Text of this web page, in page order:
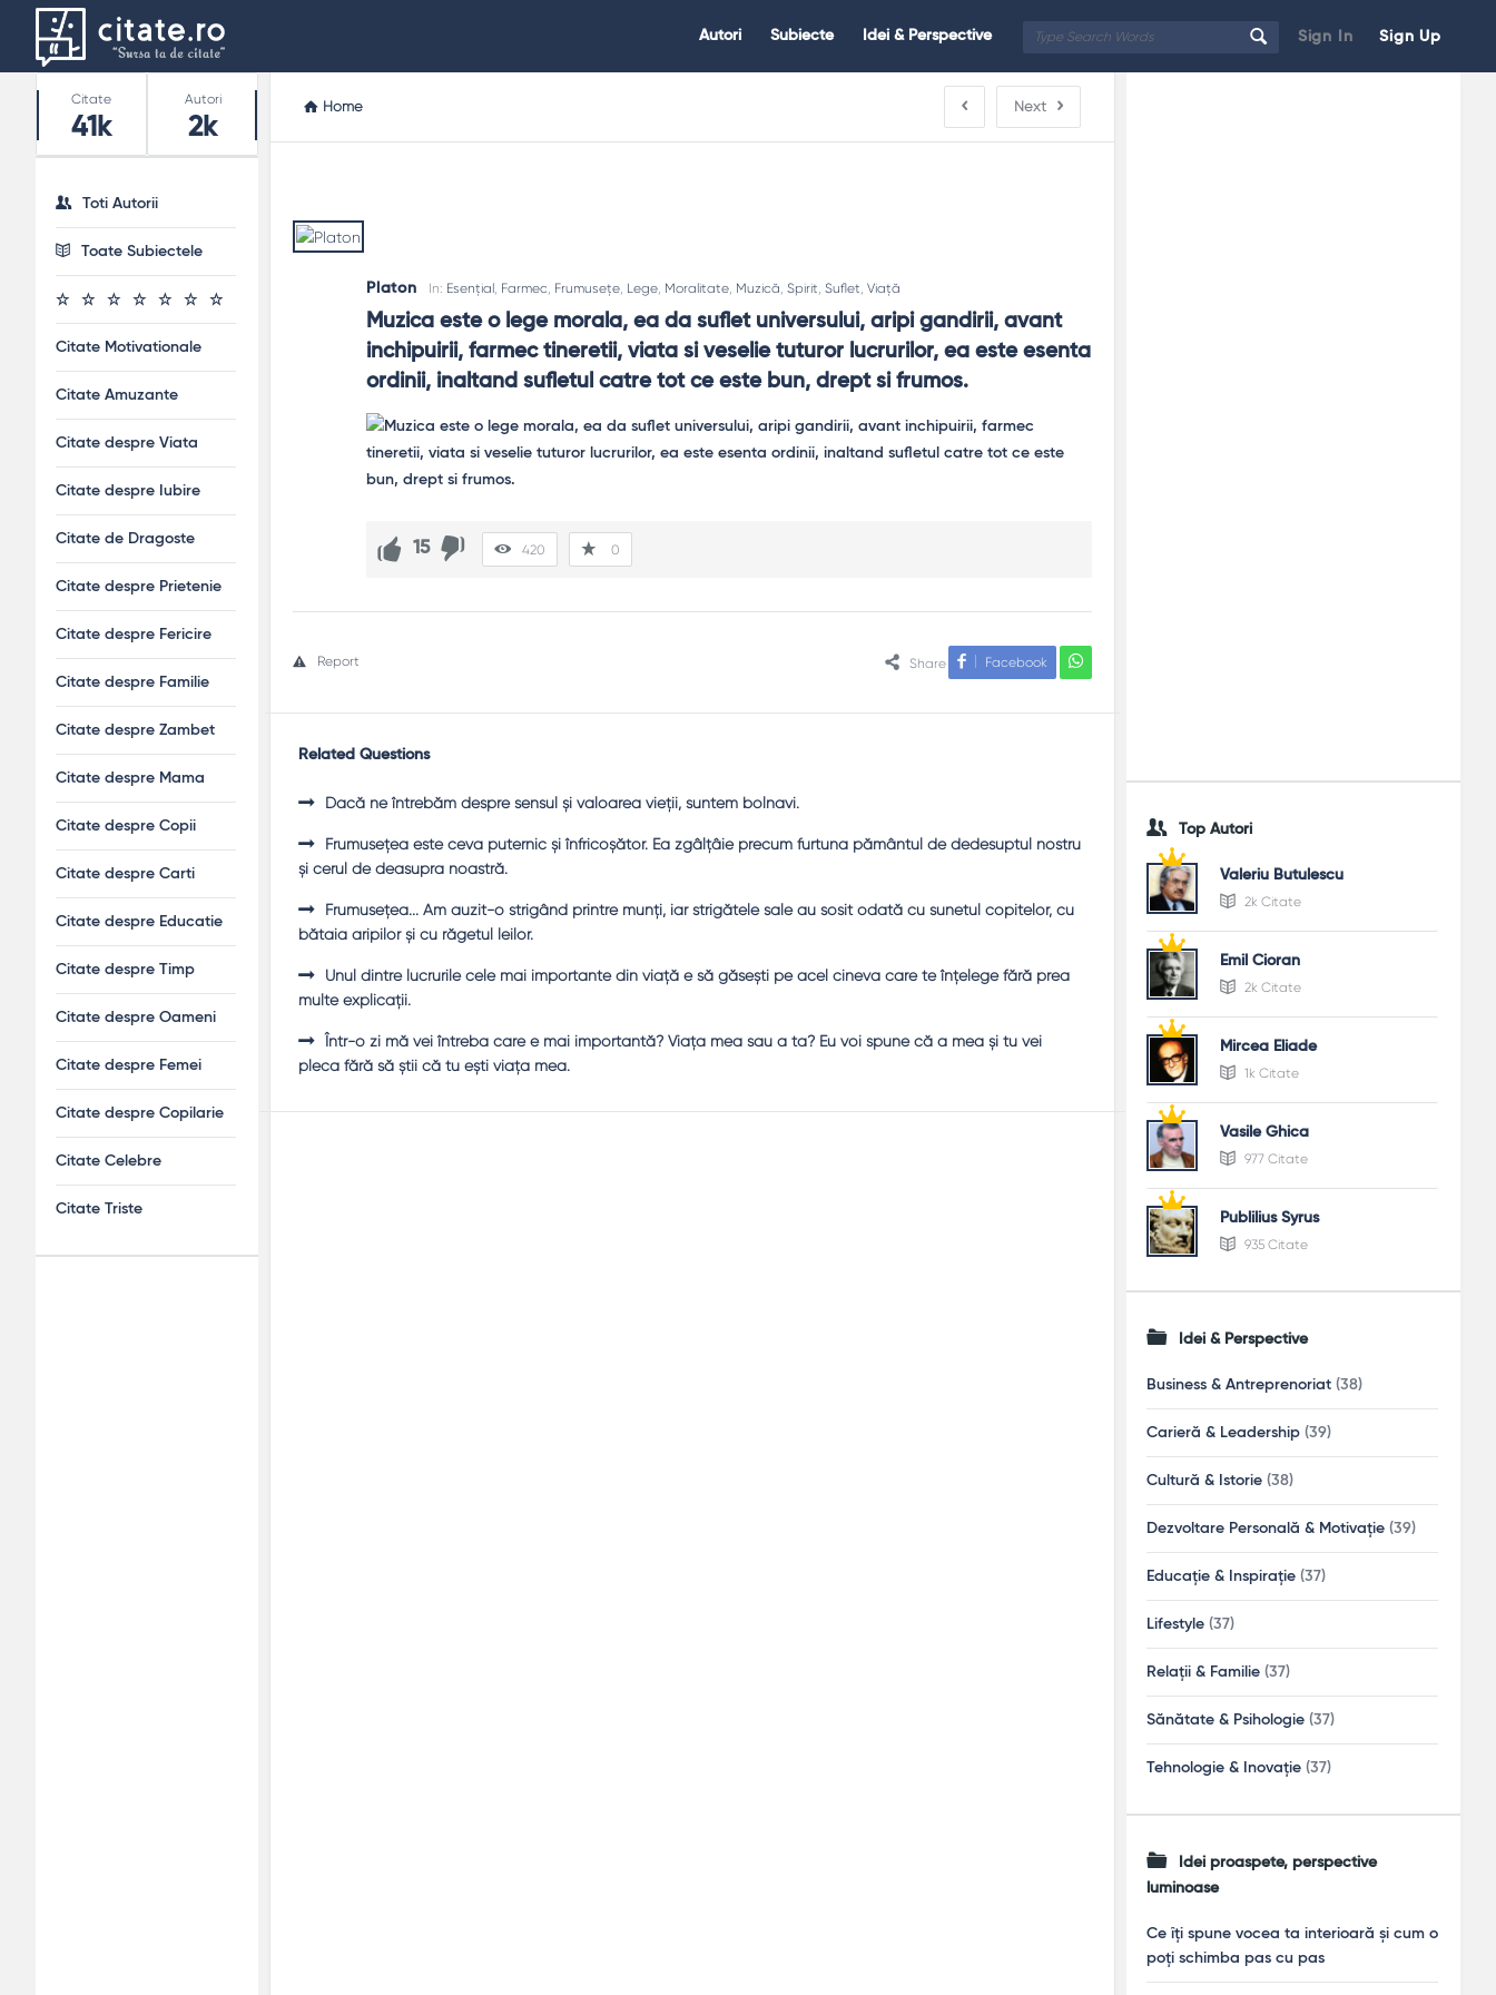
Sign In Sign Up
Citate.ro
Autori Subiecte Idei & Perspective
Home Next
Platon In: Esențial, Farmec Frumusețe, Lege, Moralitate, Muzică Spirit Suflet Viață
Muzica este o lege morala, ea da suflet universului, aripi gandirii, avant
inchipuirii, farmec tineretii, viata si veselie tuturor lucrurilor, ea este esenta
ordinii, inaltand sufletul catre tot ce este bun, drept si frumos.
15 420 0
Share Facebook
Report
Related Questions
Dacă ne întrebăm despre sensul şi valoarea vieţii, suntem bolnavi.
Frumuseţea este ceva puternic şi înfricoşător. Ea zgâlţâie precum furtuna pământul de dedesuptul nostru
şi cerul de deasupra noastră.
Frumuseţea... Am auzit-o strigând printre munţi, iar strigătele sale au sosit odată cu sunetul copitelor, cu
bătaia aripilor şi cu răgetul leilor.
Unul dintre lucrurile cele mai importante din viaţă e să găseşti pe acel cineva care te înţelege fără prea
multe explicaţii.
Într-o zi mă vei întreba care e mai importantă? Viaţa mea sau a ta? Eu voi spune că a mea şi tu vei
pleca fără să ştii că tu eşti viaţa mea.
Top Autori
Valeriu Butulescu
2k Citate
Emil Cioran
2k Citate
Mircea Eliade
1k Citate
Vasile Ghica
977 Citate
Publilius Syrus
935 Citate
Idei & Perspective
Business & Antreprenoriat (38)
Carieră & Leadership (39)
Cultură & Istorie (38)
Dezvoltare Personală & Motivație (39)
Educație & Inspirație (37)
Lifestyle (37)
Relații & Familie (37)
Sănătate & Psihologie (37)
Tehnologie & Inovație (37)
Idei proaspete, perspective
luminoase
Ce îți spune vocea ta interioară și cum o
poți schimba pas cu pas
Stats
Citate
41k
Autori
2k
Toti Autorii
Toate Subiectele
Citate Motivationale
Citate Amuzante
Citate despre Viata
Citate despre Iubire
Citate de Dragoste
Citate despre Prietenie
Citate despre Fericire
Citate despre Familie
Citate despre Zambet
Citate despre Mama
Citate despre Copii
Citate despre Carti
Citate despre Educatie
Citate despre Timp
Citate despre Oameni
Citate despre Femei
Citate despre Copilarie
Citate Celebre
Citate Triste